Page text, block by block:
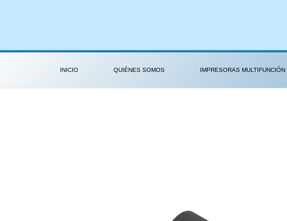
INICIO QUIÉNES SOMOS IMPRESORAS MULTIFUNCIÓN